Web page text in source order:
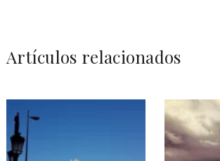
Artículos relacionados